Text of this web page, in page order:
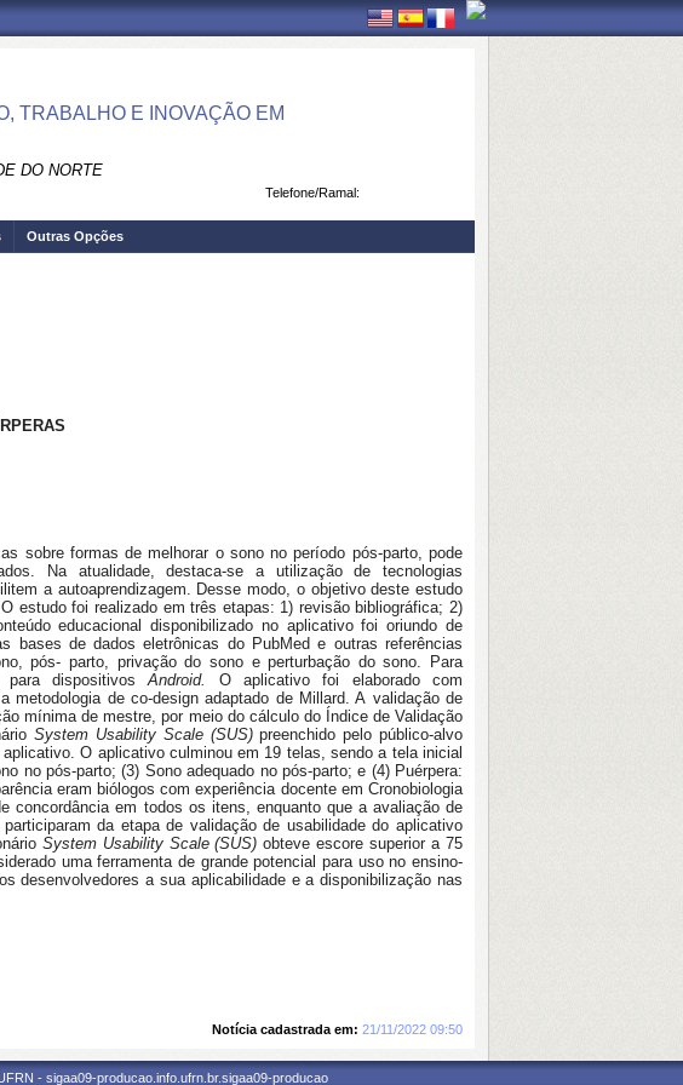
TRABALHO E INOVAÇÃO EM
DO NORTE
Telefone/Ramal:
Outras Opções
sobre formas de melhorar o sono no período pós-parto, pode
Na atualidade, destaca-se a utilização de tecnologias
a autoaprendizagem. Desse modo, o objetivo deste estudo
estudo foi realizado em três etapas: 1) revisão bibliográfica; 2)
educacional disponibilizado no aplicativo foi oriundo de
bases de dados eletrônicas do PubMed e outras referências
pós- parto, privação do sono e perturbação do sono. Para
para dispositivosAndroid. O aplicativo foi elaborado com
metodologia de co-design adaptado de Millard. A validação de
mínima de mestre, por meio do cálculo do Índice de Validação
System Usability Scale (SUS)preenchido pelo público-alvo
O aplicativo culminou em 19 telas, sendo a tela inicial
no pós-parto; (3) Sono adequado no pós-parto; e (4) Puérpera:
eram biólogos com experiência docente em Cronobiologia
concordância em todos os itens, enquanto que a avaliação de
da etapa de validação de usabilidade do aplicativo
System Usability Scale (SUS) obteve escore superior a 75
uma ferramenta de grande potencial para uso no ensino-
desenvolvedores a sua aplicabilidade e a disponibilização nas
Notícia cadastrada em: 21/11/2022 09:50
- sigaa09-producao.info.ufrn.br.sigaa09-producao